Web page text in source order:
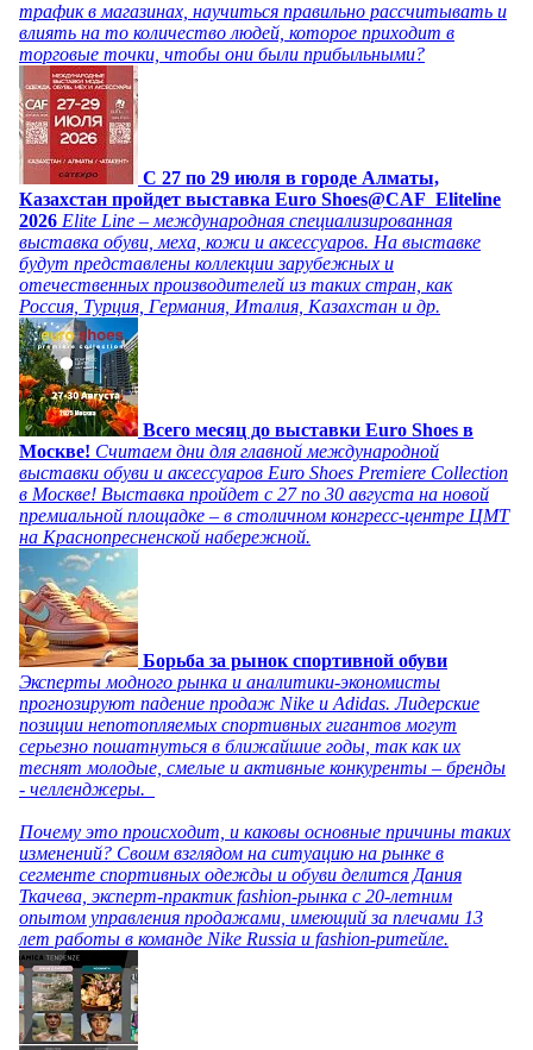
трафик в магазинах, научиться правильно рассчитывать и
влиять на то количество людей, которое приходит в
торговые точки, чтобы они были прибыльными?
C 27 по 29 июля в городе Алматы,
Казахстан пройдет выставка Euro Shoes@CAF_Eliteline
2026 Elite Line – международная специализированная
выставка обуви, меха, кожи и аксессуаров. На выставке
будут представлены коллекции зарубежных и
отечественных производителей из таких стран, как
Россия, Турция, Германия, Италия, Казахстан и др.
Всего месяц до выставки Euro Shoes в
Москве! Считаем дни для главной международной
выставки обуви и аксессуаров Euro Shoes Premiere Collection
в Москве! Выставка пройдет с 27 по 30 августа на новой
премиальной площадке – в столичном конгресс-центре ЦМТ
на Краснопресненской набережной.
Борьба за рынок спортивной обуви
Эксперты модного рынка и аналитики-экономисты
прогнозируют падение продаж Nike и Adidas. Лидерские
позиции непотопляемых спортивных гигантов могут
серьезно пошатнуться в ближайшие годы, так как их
теснят молодые, смелые и активные конкуренты – бренды
- челленджеры.
Почему это происходит, и каковы основные причины таких
изменений? Своим взглядом на ситуацию на рынке в
сегменте спортивных одежды и обуви делится Дания
Ткачева, эксперт-практик fashion-рынка с 20-летним
опытом управления продажами, имеющий за плечами 13
лет работы в команде Nike Russia и fashion-ритейле.